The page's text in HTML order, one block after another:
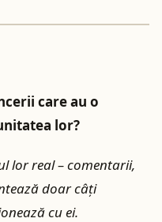
care au o
lor?
lor real – comentarii,
doar câți
cu ei.